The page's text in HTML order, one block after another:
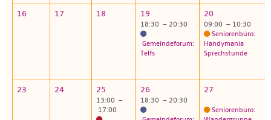
16 17 18 19
18:30 – 20:30
Gemeindeforum:
Telfs
20
09:00 – 10:30
Seniorenbüro:
Handymania
Sprechstunde
23 24 25
13:00 –
17:00
26
18:30 – 20:30
27
Seniorenbüro: